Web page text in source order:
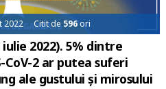
2022 Citit de596ori
iulie 2022). 5% dintre
CoV-2 ar putea suferi
ale gustului și mirosului